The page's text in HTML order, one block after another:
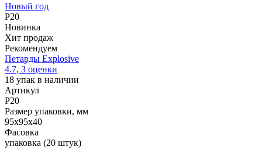
Новый год
P20
Новинка
Хит продаж
Рекомендуем
Петарды Explosive
4.7, 3 оценки
18 упак в наличии
Артикул
P20
Размер упаковки, мм
95х95х40
Фасовка
упаковка (20 штук)